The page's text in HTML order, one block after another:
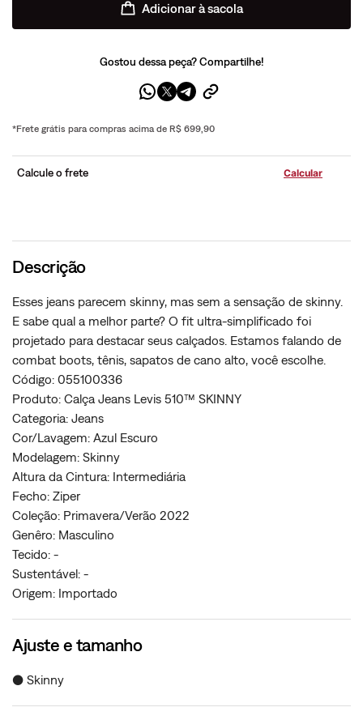
Adicionar à sacola
Gostou dessa peça? Compartilhe!
*Frete grátis para compras acima de R$ 699,90
Calcule o frete
Descrição
Esses jeans parecem skinny, mas sem a sensação de skinny.
E sabe qual a melhor parte? O fit ultra-simplificado foi
projetado para destacar seus calçados. Estamos falando de
combat boots, tênis, sapatos de cano alto, você escolhe.
Código: 055100336
Produto: Calça Jeans Levis 510™ SKINNY
Categoria: Jeans
Cor/Lavagem: Azul Escuro
Modelagem: Skinny
Altura da Cintura: Intermediária
Fecho: Ziper
Coleção: Primavera/Verão 2022
Genêro: Masculino
Tecido: -
Sustentável: -
Origem: Importado
Ajuste e tamanho
● Skinny